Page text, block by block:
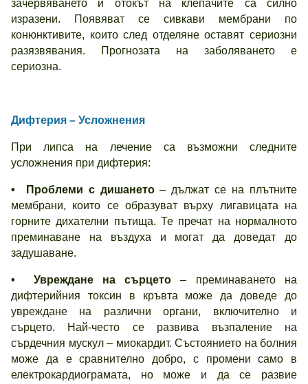
зачервяването и отокът на клепачите са силно
изразени. Появяват се сивкави мембрани по
конюнктивите, които след отделяне оставят сериозни
разязвявания. Прогнозата на заболяването е
сериозна.
Дифтерия – Усложнения
При липса на лечение са възможни следните
усложнения при дифтерия:
• Проблеми с дишането– дължат се на плътните
мембрани, които се образуват върху лигавицата на
горните дихателни пътища. Те пречат на нормалното
преминаване на въздуха и могат да доведат до
задушаване.
• Увреждане на сърцето – преминаването на
дифтерийния токсин в кръвта може да доведе до
увреждане на различни органи, включително и
сърцето. Най-често се развива възпаление на
сърдечния мускул – миокардит. Състоянието на болния
може да е сравнително добро, с промени само в
електрокардиограмата, но може и да се развие